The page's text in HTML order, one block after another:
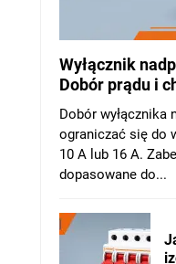
Wyłącznik
Dobór prądu i
Dobór wyłącznika
ograniczać się do
10 A lub 16 A.
dopasowane do...